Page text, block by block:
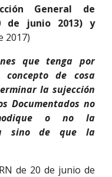
General de
de junio 2013) y
2017)
que tenga por
de cosa
la sujección
Documentados no
o no la
sino de que la
de 20 de junio de